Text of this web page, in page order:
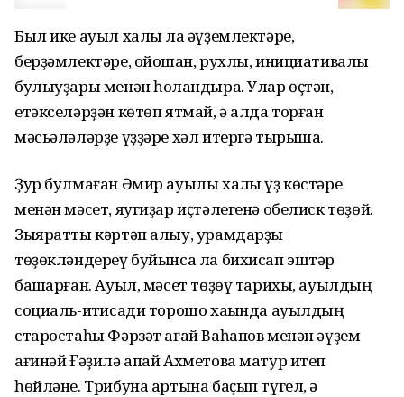
Был ике ауыл халҡы ла әүҙемлектәре,
берҙәмлектәре, ойошҡан, рухлы, инициативалы
булыуҙары менән һоҡландыра. Улар өҫтән,
етәкселәрҙән көтөп ятмай, ә алда торған
мәсьәләләрҙе үҙҙәре хәл итергә тырыша.
Ҙур булмаған Әмир ауылы халҡы үҙ көстәре
менән мәсет, яугиҙар иҫтәлегенә обелиск төҙөй.
Зыяратты кәртәп алыу, урамдарҙы
төҙөкләндереү буйынса ла бихисап эштәр
башҡарған. Ауыл, мәсет төҙөү тарихы, ауылдың
социаль-иҡтисади торошо хаҡында ауылдың
старостаһы Фәрзәт ағай Ваһапов менән әүҙем
ағинәй Ғәҙилә апай Ахметова матур итеп
һөйләне. Трибуна артына баҫып түгел, ә